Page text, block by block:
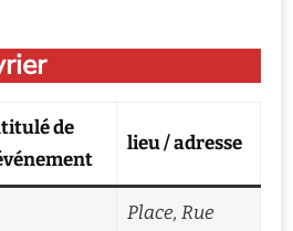
de
lieu / adresse
Place, Rue